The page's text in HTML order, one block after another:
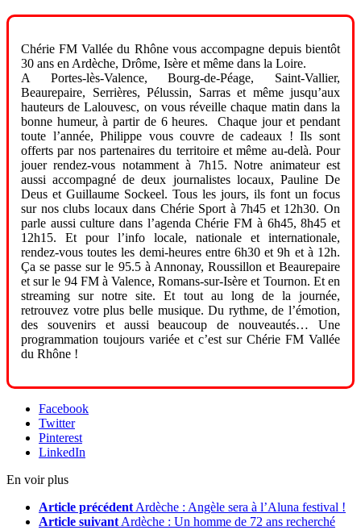
Chérie FM Vallée du Rhône vous accompagne depuis bientôt
30 ans en Ardèche, Drôme, Isère et même dans la Loire.
A Portes-lès-Valence, Bourg-de-Péage, Saint-Vallier,
Beaurepaire, Serrières, Pélussin, Sarras et même jusqu’aux
hauteurs de Lalouvesc, on vous réveille chaque matin dans la
bonne humeur, à partir de 6 heures. Chaque jour et pendant
toute l’année, Philippe vous couvre de cadeaux ! Ils sont
offerts par nos partenaires du territoire et même au-delà. Pour
jouer rendez-vous notamment à 7h15. Notre animateur est
aussi accompagné de deux journalistes locaux, Pauline De
Deus et Guillaume Sockeel. Tous les jours, ils font un focus
sur nos clubs locaux dans Chérie Sport à 7h45 et 12h30. On
parle aussi culture dans l’agenda Chérie FM à 6h45, 8h45 et
12h15. Et pour l’info locale, nationale et internationale,
rendez-vous toutes les demi-heures entre 6h30 et 9h et à 12h.
Ça se passe sur le 95.5 à Annonay, Roussillon et Beaurepaire
et sur le 94 FM à Valence, Romans-sur-Isère et Tournon. Et en
streaming sur notre site. Et tout au long de la journée,
retrouvez votre plus belle musique. Du rythme, de l’émotion,
des souvenirs et aussi beaucoup de nouveautés… Une
programmation toujours variée et c’est sur Chérie FM Vallée
du Rhône !
Facebook
Twitter
Pinterest
LinkedIn
En voir plus
Article précédent Ardèche : Angèle sera à l’Aluna festival !
Article suivant Ardèche : Un homme de 72 ans recherché